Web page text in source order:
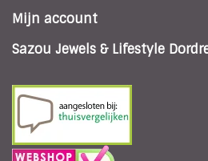
Mijn account
Sazou Jewels & Lifestyle